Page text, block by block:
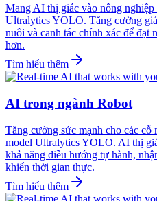
Mang AI thị giác vào nông
Ultralytics YOLO. Tăng cường
nuôi và canh tác chính xác để đạt
hơn.
Tìm hiểu thêm
AI trong ngành Robot
Tăng cường sức mạnh cho các
model Ultralytics YOLO. AI thị
khả năng điều hướng tự hành,
khiển thời gian thực.
Tìm hiểu thêm